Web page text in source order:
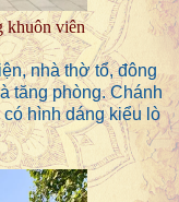
khuôn viên
nhà thờ tổ, đông
tăng phòng. Chánh
hình dáng kiểu lò